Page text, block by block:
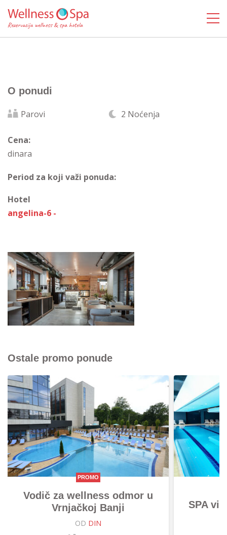
O ponudi
Parovi 2 Noćenja
Cena:
dinara
Period za koji važi ponuda:
Hotel
angelina-6 -
Ostale promo ponude
PROMO
Vodič za wellness odmor u
Vrnjačkoj Banji
OD DIN
SPA